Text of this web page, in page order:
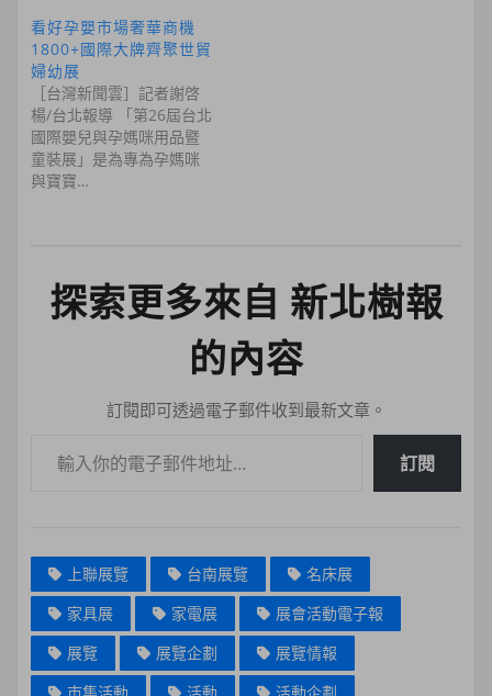
看好孕嬰市場奢華商機
1800+國際大牌齊聚世貿
婦幼展
［台灣新聞雲］記者謝啓
楊/台北報導 「第26屆台北
國際嬰兒與孕媽咪用品暨
童裝展」是為專為孕媽咪
與寶寶…
探索更多來自 新北樹報
的內容
訂閱即可透過電子郵件收到最新文章。
訂閱
上聯展覽 台南展覽
名床展
家具展
家電展
展會活動電子報
展覽
展覽企劃
展覽情報